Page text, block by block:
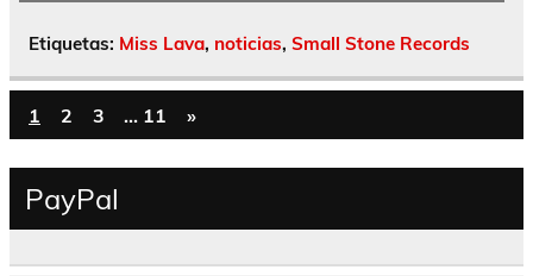
Etiquetas: Miss Lava, noticias, Small Stone Records
1 2 3 … 11 »
PayPal